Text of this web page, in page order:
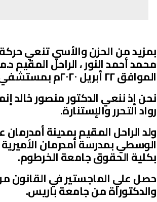
بمزيد من الحزن والأسي تنعي
محمد أحمد النور ، الراحل المقيم
الموافق ٢٢ أبريل ٢٠٢٠م بمستشفي علياء بالخرطوم.
نحن إذ ننعي الدكتور منصور خالد
رواد التحرر والإستنارة.
الوسطي بمدرسة أمدرمان
بكلية الحقوق جامعة الخرطوم.
حصل علي الماجستير في القانون من
والدكتوراة من جامعة باريس.